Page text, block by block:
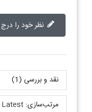
نقد و بررسی‌‌ (1)
مرتب‌سازی: Latest